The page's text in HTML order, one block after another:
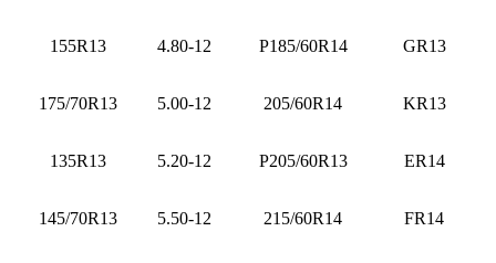
155R13 4.80-12 P185/60R14 GR13
175/70R13 5.00-12 205/60R14 KR13
135R13 5.20-12 P205/60R13 ER14
145/70R13 5.50-12 215/60R14 FR14